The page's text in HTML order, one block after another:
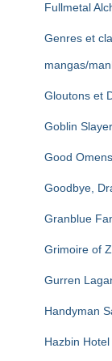
Fullmetal
Genres et
mangas/
Gloutons et
Goblin Slayer
Good Omens
Goodbye,
Granblue
Grimoire of
Gurren
Handyman
Hazbin Hotel